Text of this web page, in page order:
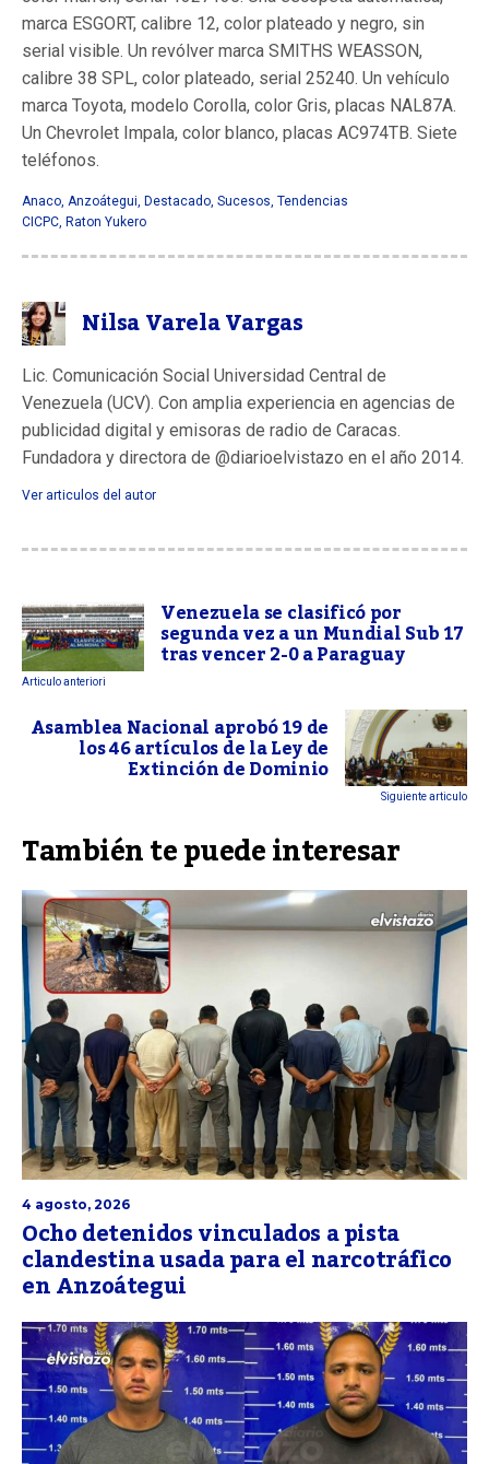
marca ESGORT, calibre 12, color plateado y negro, sin
serial visible. Un revólver marca SMITHS WEASSON,
calibre 38 SPL, color plateado, serial 25240. Un vehículo
marca Toyota, modelo Corolla, color Gris, placas NAL87A.
Un Chevrolet Impala, color blanco, placas AC974TB. Siete
teléfonos.
Anaco, Anzoátegui, Destacado, Sucesos, Tendencias
CICPC, Raton Yukero
Nilsa Varela Vargas
Lic. Comunicación Social Universidad Central de
Venezuela (UCV). Con amplia experiencia en agencias de
publicidad digital y emisoras de radio de Caracas.
Fundadora y directora de @diarioelvistazo en el año 2014.
Ver articulos del autor
Venezuela se clasificó por
segunda vez a un Mundial Sub 17
tras vencer 2-0 a Paraguay
Articulo anteriori
Asamblea Nacional aprobó 19 de
los 46 artículos de la Ley de
Extinción de Dominio
Siguiente articulo
También te puede interesar
4 agosto, 2026
Ocho detenidos vinculados a pista
clandestina usada para el narcotráfico
en Anzoátegui